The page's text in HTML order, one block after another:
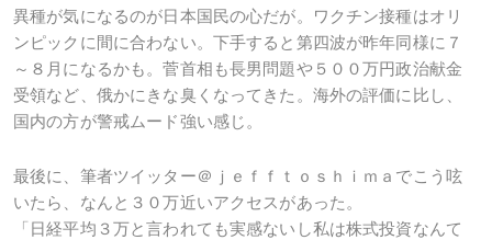
異種が気になるのが日本国民の心だが。ワクチン接種はオリ
ンピックに間に合わない。下手すると第四波が昨年同様に７
～８月になるかも。菅首相も長男問題や５００万円政治献金
受領など、俄かにきな臭くなってきた。海外の評価に比し、
国内の方が警戒ムード強い感じ。
最後に、筆者ツイッター＠ｊｅｆｆｔｏｓｈｉｍａでこう呟
いたら、なんと３０万近いアクセスがあった。
「日経平均３万と言われても実感ないし私は株式投資なんて